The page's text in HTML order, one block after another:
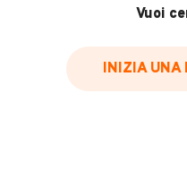
Data e luogo delle
Inserisci il numero di
Vuoi
INIZIA UNA